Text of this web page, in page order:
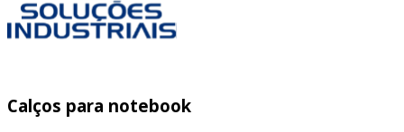
Calços para notebook